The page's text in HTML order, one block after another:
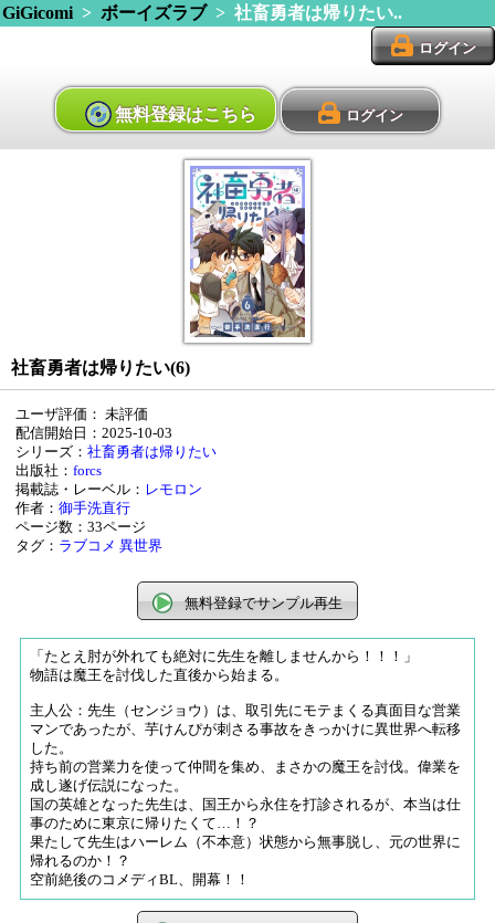
GiGicomi> ボーイズラブ> 社畜勇者は帰りたい..
ログイン
無料登録はこちら ログイン
社畜勇者は帰りたい(6)
ユーザ評価： 未評価
配信開始日：2025-10-03
シリーズ：社畜勇者は帰りたい
出版社：forcs
掲載誌・レーベル： レモロン
作者：御手洗直行
ページ数：33ページ
タグ： ラブコメ 異世界
無料登録でサンプル再生
「たとえ肘が外れても絶対に先生を離しませんから！！！」
物語は魔王を討伐した直後から始まる。
主人公：先生（センジョウ）は、取引先にモテまくる真面目な営業
マンであったが、芋けんぴが刺さる事故をきっかけに異世界へ転移
した。
持ち前の営業力を使って仲間を集め、まさかの魔王を討伐。偉業を
成し遂げ伝説になった。
国の英雄となった先生は、国王から永住を打診されるが、本当は仕
事のために東京に帰りたくて…！？
果たして先生はハーレム（不本意）状態から無事脱し、元の世界に
帰れるのか！？
空前絶後のコメディBL、開幕！！